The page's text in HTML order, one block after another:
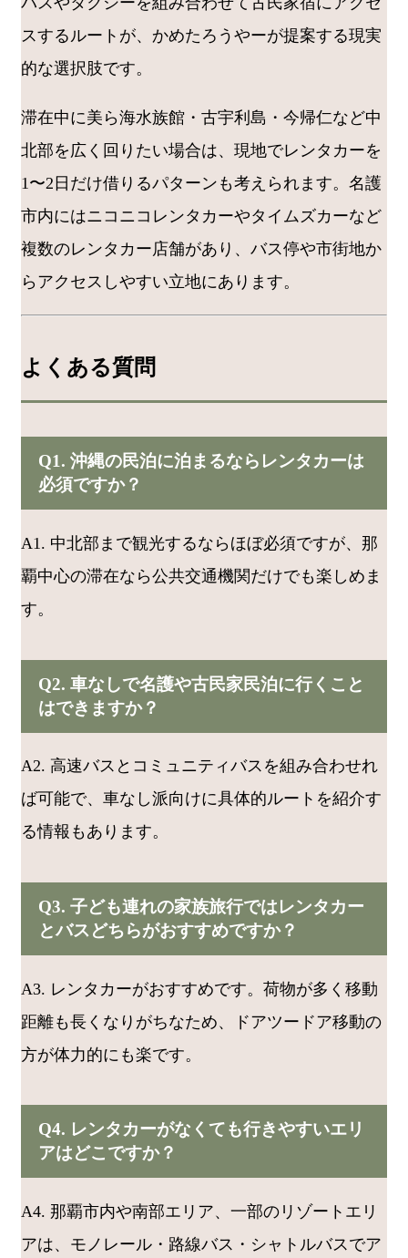
スするルートが、かめたろうやーが提案する現実
的な選択肢です。
滞在中に美ら海水族館・古宇利島・今帰仁など中
北部を広く回りたい場合は、現地でレンタカーを
1〜2日だけ借りるパターンも考えられます。名護
市内にはニコニコレンタカーやタイムズカーなど
複数のレンタカー店舗があり、バス停や市街地か
らアクセスしやすい立地にあります。
よくある質問
Q1. 沖縄の民泊に泊まるならレンタカーは
必須ですか？
A1. 中北部まで観光するならほぼ必須ですが、那
覇中心の滞在なら公共交通機関だけでも楽しめま
す。
Q2. 車なしで名護や古民家民泊に行くこと
はできますか？
A2. 高速バスとコミュニティバスを組み合わせれ
ば可能で、車なし派向けに具体的ルートを紹介す
る情報もあります。
Q3. 子ども連れの家族旅行ではレンタカー
とバスどちらがおすすめですか？
A3. レンタカーがおすすめです。荷物が多く移動
距離も長くなりがちなため、ドアツードア移動の
方が体力的にも楽です。
Q4. レンタカーがなくても行きやすいエリ
アはどこですか？
A4. 那覇市内や南部エリア、一部のリゾートエリ
アは、モノレール・路線バス・シャトルバスでア